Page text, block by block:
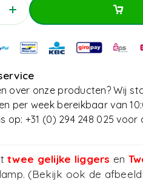
Toevoegen Aan
over onze producten? Wij
per week bereikbaar van
op: +31 (0) 294 248 025 voor
twee gelijke liggers en
(Bekijk ook de